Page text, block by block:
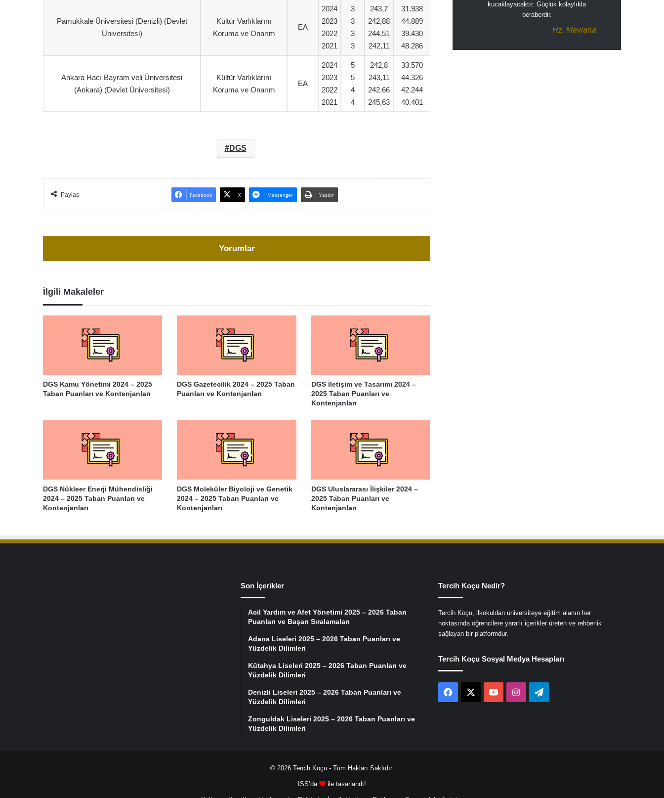
Pamukkale Üniversitesi (Denizli) (Devlet
Üniversitesi)
Kültür Varlıklarını
Koruma ve Onarım
EA
2024
2023
2022
2021
3
3
3
3
243,7
242,88
244,51
242,11
31.938
44.889
39.430
48.286
Ankara Hacı Bayram veli Üniversitesi
(Ankara) (Devlet Üniversitesi)
Kültür Varlıklarını
Koruma ve Onarım
EA
2024
2023
2022
2021
5
5
4
4
242,8
243,11
242,66
245,63
33.570
44.326
42.244
40.401
DGS
Paylaş Facebook X Messenger Yazdır
Yorumlar
İlgili Makaleler
DGS Kamu Yönetimi 2024 – 2025
Taban Puanları ve Kontenjanları
DGS Gazetecilik 2024 – 2025 Taban
Puanları ve Kontenjanları
DGS İletişim ve Tasarımı 2024 –
2025 Taban Puanları ve
Kontenjanları
DGS Nükleer Enerji Mühendisliği
2024 – 2025 Taban Puanları ve
Kontenjanları
DGS Moleküler Biyoloji ve Genetik
2024 – 2025 Taban Puanları ve
Kontenjanları
DGS Uluslararası İlişkiler 2024 –
2025 Taban Puanları ve
Kontenjanları
kucaklayacaktır. Güçlük kolaylıkla
beraberdir.
Hz. Mevlana
Son İçerikler
Acil Yardım ve Afet Yönetimi 2025 – 2026 Taban
Puanları ve Başarı Sıralamaları
Adana Liseleri 2025 – 2026 Taban Puanları ve
Yüzdelik Dilimleri
Kütahya Liseleri 2025 – 2026 Taban Puanları ve
Yüzdelik Dilimleri
Denizli Liseleri 2025 – 2026 Taban Puanları ve
Yüzdelik Dilimleri
Zonguldak Liseleri 2025 – 2026 Taban Puanları ve
Yüzdelik Dilimleri
Tercih Koçu Nedir?
Tercih Koçu, ilkokuldan üniversiteye eğitim alanın her
noktasında öğrencilere yararlı içerikler üreten ve rehberlik
sağlayan bir platformdur.
Tercih Koçu Sosyal Medya Hesapları
Facebook YouTubeInstagramTelegram
© 2026 Tercih Koçu - Tüm Hakları Saklıdır.
ISS’da ile tasarlandı!